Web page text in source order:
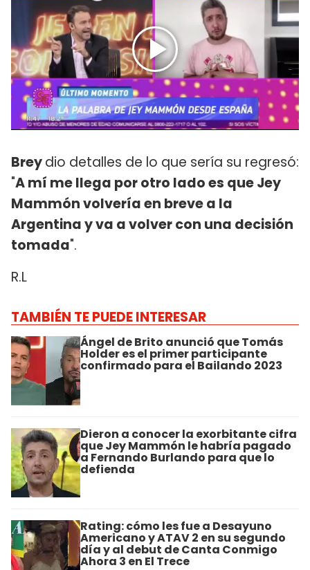
Breydio detalles de lo que sería su regresó:
"A mí me llega por otro lado es que Jey
Mammón volvería en breve a la
Argentina y va a volver con una decisión
tomada".
R.L
TAMBIÉN TE PUEDE INTERESAR
Ángel de Brito anunció que Tomás
Holder es el primer participante
confirmado para el Bailando 2023
Dieron a conocer la exorbitante cifra
que Jey Mammón le habría pagado
a Fernando Burlando para que lo
defienda
Rating: cómo les fue a Desayuno
Americano y ATAV 2 en su segundo
día y al debut de Canta Conmigo
Ahora 3 en El Trece